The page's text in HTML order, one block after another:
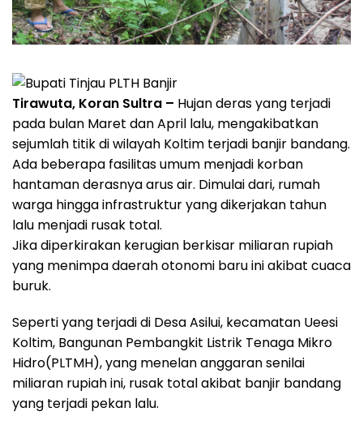
Tirawuta, Koran Sultra – Hujan deras yang terjadi
pada bulan Maret dan April lalu, mengakibatkan
sejumlah titik di wilayah Koltim terjadi banjir bandang.
Ada beberapa fasilitas umum menjadi korban
hantaman derasnya arus air. Dimulai dari, rumah
warga hingga infrastruktur yang dikerjakan tahun
lalu menjadi rusak total.
Jika diperkirakan kerugian berkisar miliaran rupiah
yang menimpa daerah otonomi baru ini akibat cuaca
buruk.
Seperti yang terjadi di Desa Asilui, kecamatan Ueesi
Koltim, Bangunan Pembangkit Listrik Tenaga Mikro
Hidro(PLTMH), yang menelan anggaran senilai
miliaran rupiah ini, rusak total akibat banjir bandang
yang terjadi pekan lalu.